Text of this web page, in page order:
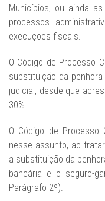
Municípios, ou ainda
processos
execuções fiscais.
O Código de Processo
substituição da
judicial, desde que
30%.
O Código de Processo
nesse assunto, ao
a substituição da
bancária e o seguro-
Parágrafo 2º).